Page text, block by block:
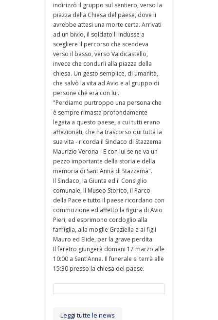
indirizzò il gruppo sul sentiero, verso la
piazza della Chiesa del paese, dove li
avrebbe attesi una morte certa. Arrivati
ad un bivio, il soldato li indusse a
scegliere il percorso che scendeva
verso il basso, verso Valdicastello,
invece che condurli alla piazza della
chiesa. Un gesto semplice, di umanità,
che salvò la vita ad Avio e al gruppo di
persone che era con lui.
"Perdiamo purtroppo una persona che
è sempre rimasta profondamente
legata a questo paese, a cui tutti erano
affezionati, che ha trascorso qui tutta la
sua vita - ricorda il Sindaco di Stazzema
Maurizio Verona - E con lui se ne va un
pezzo importante della storia e della
memoria di Sant'Anna di Stazzema".
Il Sindaco, la Giunta ed il Consiglio
comunale, il Museo Storico, il Parco
della Pace e tutto il paese ricordano con
commozione ed affetto la figura di Avio
Pieri, ed esprimono cordoglio alla
famiglia, alla moglie Graziella e ai figli
Mauro ed Elide, per la grave perdita.
Il feretro giungerà domani 17 marzo alle
10:00 a Sant'Anna. Il funerale si terrà alle
15:30 presso la chiesa del paese.
Leggi tutte le news